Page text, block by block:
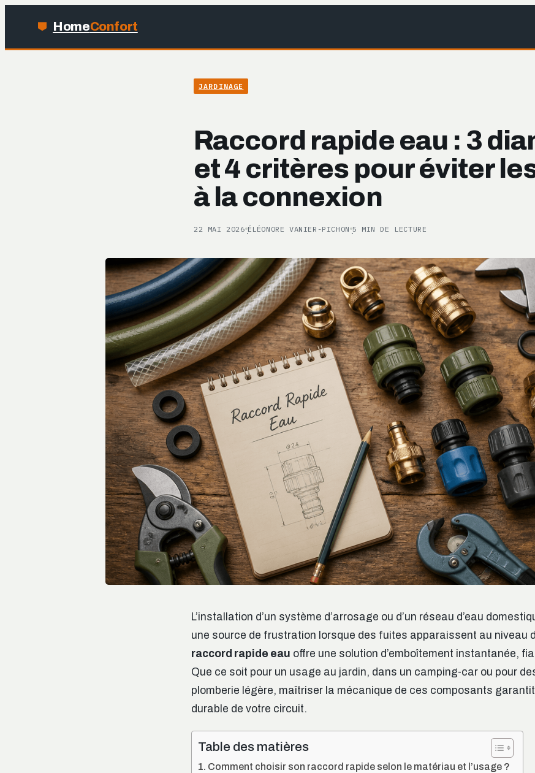
HomeConfort
JARDINAGE
Raccord rapide eau : 3
et 4 critères pour éviter
à la connexion
22 MAI 2026 ·ÉLÉONORE VANIER-PICHON ·5 MIN DE LECTURE
L’installation d’un système d’arrosage ou d’un réseau d’eau
une source de frustration lorsque des fuites apparaissent au niveau
raccord rapide eau offre une solution d’emboîtement instantanée,
Que ce soit pour un usage au jardin, dans un camping-car ou pour
plomberie légère, maîtriser la mécanique de ces composants garantit
durable de votre circuit.
Table des matières
Comment choisir son raccord rapide selon le matériau et l’usage ?